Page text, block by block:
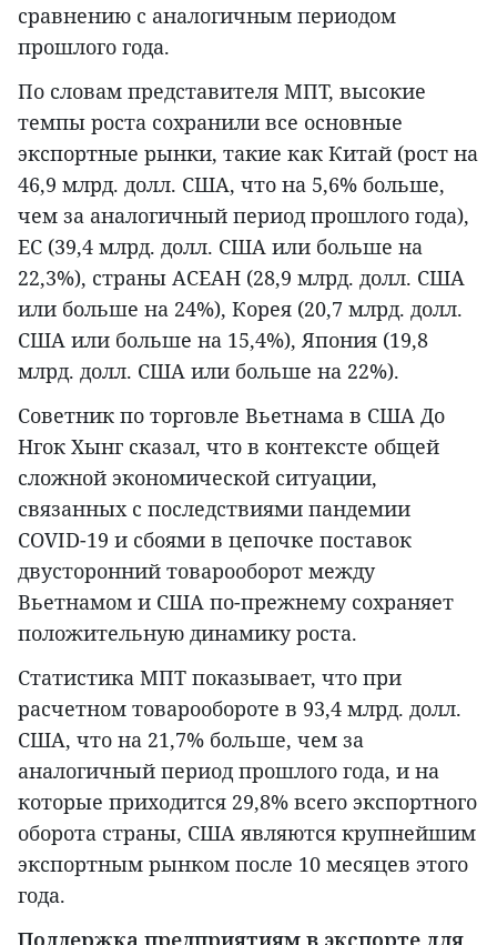
сравнению с аналогичным периодом
прошлого года.
По словам представителя МПТ, высокие
темпы роста сохранили все основные
экспортные рынки, такие как Китай (рост на
46,9 млрд. долл. США, что на 5,6% больше,
чем за аналогичный период прошлого года),
ЕС (39,4 млрд. долл. США или больше на
22,3%), страны АСЕАН (28,9 млрд. долл. США
или больше на 24%), Корея (20,7 млрд. долл.
США или больше на 15,4%), Япония (19,8
млрд. долл. США или больше на 22%).
Советник по торговле Вьетнама в США До
Нгок Хынг сказал, что в контексте общей
сложной экономической ситуации,
связанных с последствиями пандемии
COVID-19 и сбоями в цепочке поставок
двусторонний товарооборот между
Вьетнамом и США по-прежнему сохраняет
положительную динамику роста.
Статистика МПТ показывает, что при
расчетном товарообороте в 93,4 млрд. долл.
США, что на 21,7% больше, чем за
аналогичный период прошлого года, и на
которые приходится 29,8% всего экспортного
оборота страны, США являются крупнейшим
экспортным рынком после 10 месяцев этого
года.
Поддержка предприятиям в экспорте для